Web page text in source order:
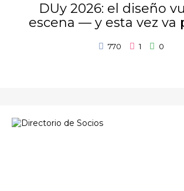
DUy 2026: el diseño
escena — y esta vez va
770 1 0